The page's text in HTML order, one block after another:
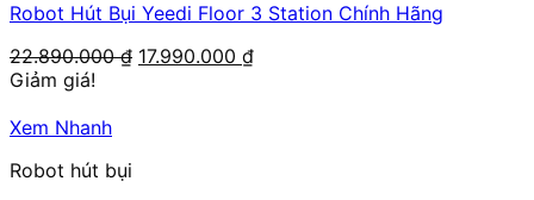
Robot Hút Bụi Yeedi Floor 3 Station Chính Hãng
22.890.000₫ Giá
17.990.000 ₫Giá
Giảm giá!
Xem Nhanh
Robot hút bụi